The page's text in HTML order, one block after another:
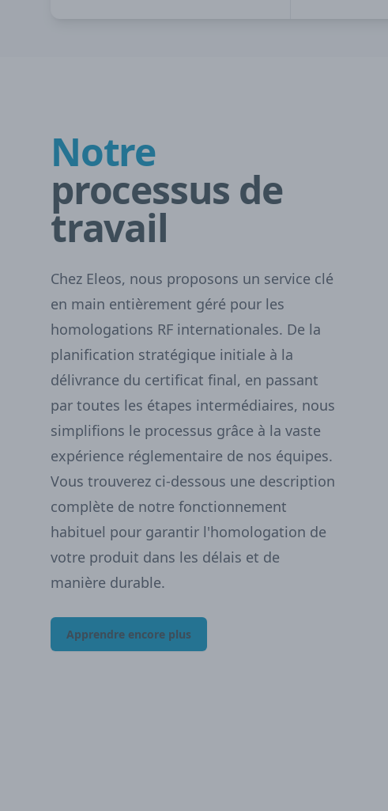
Notre
processus de
travail
Chez Eleos, nous proposons un service clé
en main entièrement géré pour les
homologations RF internationales. De la
planification stratégique initiale à la
délivrance du certificat final, en passant
par toutes les étapes intermédiaires, nous
simplifions le processus grâce à la vaste
expérience réglementaire de nos équipes.
Vous trouverez ci-dessous une description
complète de notre fonctionnement
habituel pour garantir l'homologation de
votre produit dans les délais et de
manière durable.
Apprendre encore plus